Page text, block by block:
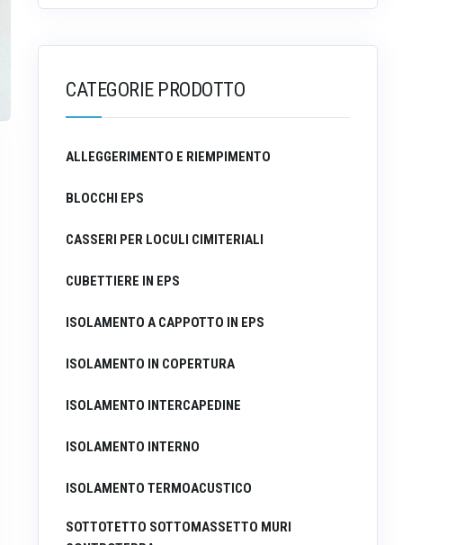
CATEGORIE PRODOTTO
ALLEGGERIMENTO E RIEMPIMENTO
BLOCCHI EPS
CASSERI PER LOCULI CIMITERIALI
CUBETTIERE IN EPS
ISOLAMENTO A CAPPOTTO IN EPS
ISOLAMENTO IN COPERTURA
ISOLAMENTO INTERCAPEDINE
ISOLAMENTO INTERNO
ISOLAMENTO TERMOACUSTICO
SOTTOTETTO SOTTOMASSETTO MURI